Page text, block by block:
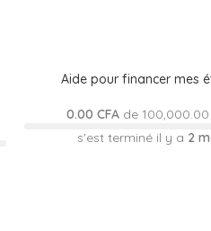
Aide pour financer mes
0.00 CFA de 100,000.00
s'est terminé il y a 2